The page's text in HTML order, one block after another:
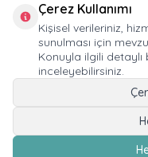
KURUMSAL SATIŞ
E-BÜLTEN ABONELIĞI
© 2026 HUPALUPA Mağaza
Çerez Kullanımı
Kişisel verileriniz,
sunulması için
Konuyla ilgili detaylı
inceleyebilirsiniz.